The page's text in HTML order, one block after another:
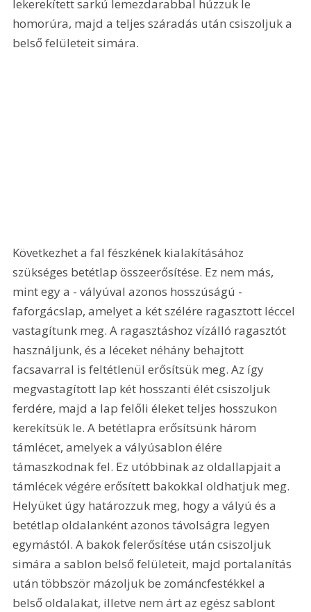
lekerekített sarkú lemezdarabbal húzzuk le
homorúra, majd a teljes száradás után csiszoljuk a
belső felületeit simára.
Következhet a fal fészkének kialakításához
szükséges betétlap összeerősítése. Ez nem más,
mint egy a - vályúval azonos hosszúságú -
faforgácslap, amelyet a két szélére ragasztott léccel
vastagítunk meg. A ragasztáshoz vízálló ragasztót
használjunk, és a léceket néhány behajtott
facsavarral is feltétlenül erősítsük meg. Az így
megvastagított lap két hosszanti élét csiszoljuk
ferdére, majd a lap felőli éleket teljes hosszukon
kerekítsük le. A betétlapra erősítsünk három
támlécet, amelyek a vályúsablon élére
támaszkodnak fel. Ez utóbbinak az oldallapjait a
támlécek végére erősített bakokkal oldhatjuk meg.
Helyüket úgy határozzuk meg, hogy a vályú és a
betétlap oldalanként azonos távolságra legyen
egymástól. A bakok felerősítése után csiszoljuk
simára a sablon belső felületeit, majd portalanítás
után többször mázoljuk be zománcfestékkel a
belső oldalakat, illetve nem árt az egész sablont